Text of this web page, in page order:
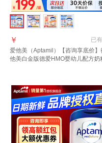
已有
￥
爱他美（Aptamil）【咨询享底价】
他美白金版德爱HMO婴幼儿配方奶